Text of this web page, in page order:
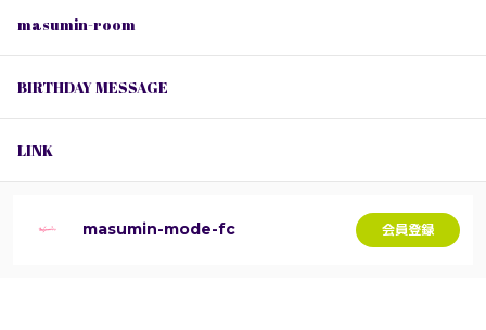
masumin-room
BIRTHDAY MESSAGE
LINK
masumin-mode-fc 会員登録